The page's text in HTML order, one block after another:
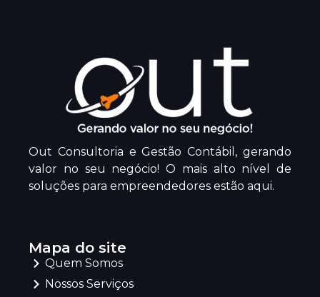
Out Consultoria e Gestão Contábil, gerando
valor no seu negócio! O mais alto nível de
soluções para empreendedores estão aqui.
Mapa do site
Quem Somos
Nossos Serviços